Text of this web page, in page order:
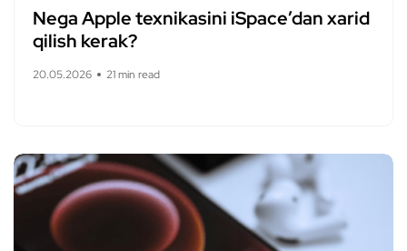
Nega Apple texnikasini iSpace’dan xarid
qilish kerak?
20.05.2026 21 min read